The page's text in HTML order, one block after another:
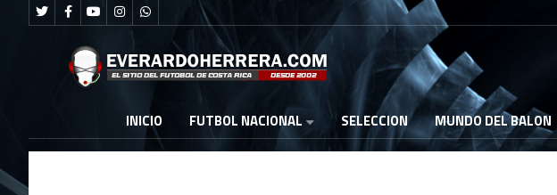
INICIO FUTBOL NACIONAL SELECCION MUNDO DEL BALON